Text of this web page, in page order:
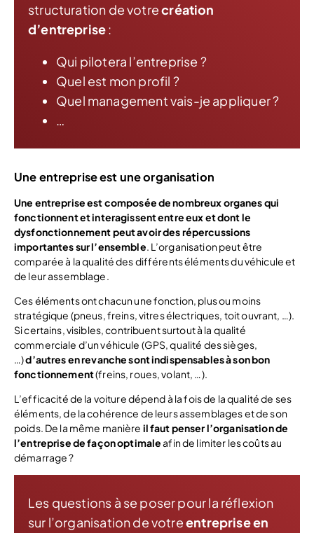
structuration de votrecréation
d’entreprise:
Qui pilotera l’entreprise ?
Quel est mon profil ?
Quel management vais-je appliquer ?
…
Une entreprise est une organisation
Une entreprise est composée de nombreux organes qui
fonctionnent et interagissent entre eux et dont le
dysfonctionnement peut avoir des répercussions
importantes sur l’ensemble. L’organisation peut être
comparée à la qualité des différents éléments du véhicule et
de leur assemblage.
Ces éléments ont chacun une fonction, plus ou moins
stratégique (pneus, freins, vitres électriques, toit ouvrant, …).
Si certains, visibles, contribuent surtout à la qualité
commerciale d’un véhicule (GPS, qualité des sièges,
…)d’autres en revanche sont indispensables à son bon
fonctionnement(freins, roues, volant, …).
L’efficacité de la voiture dépend à la fois de la qualité de ses
éléments, de la cohérence de leurs assemblages et de son
poids. De la même manière il faut penser l’organisation de
l’entreprise de façon optimaleafin de limiter les coûts au
démarrage ?
Les questions à se poser pour la réflexion
sur l’organisation de votreentreprise en